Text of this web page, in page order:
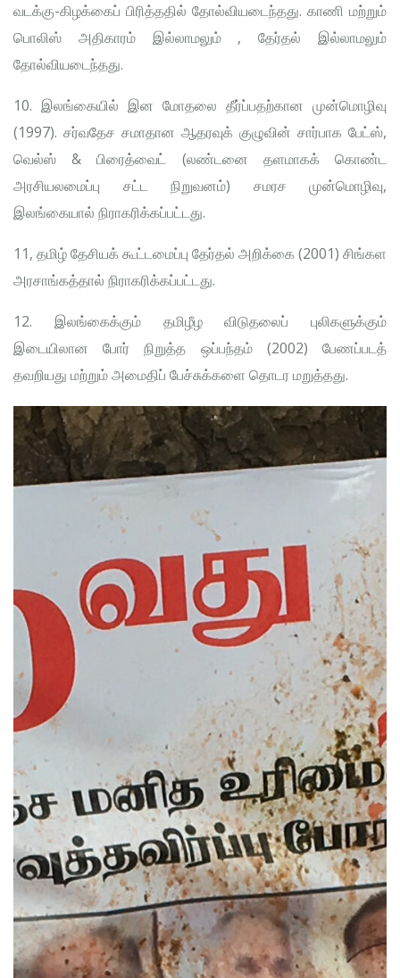
வடக்கு-கிழக்கைப் பிரித்ததில் தோல்வியடைந்தது. காணி மற்றும்
பொலிஸ் அதிகாரம் இல்லாமலும் , தேர்தல் இல்லாமலும்
தோல்வியடைந்தது.
10. இலங்கையில் இன மோதலை தீர்ப்பதற்கான முன்மொழிவு
(1997). சர்வதேச சமாதான ஆதரவுக் குழுவின் சார்பாக பேட்ஸ்,
வெல்ஸ் & பிரைத்வைட் (லண்டனை தளமாகக் கொண்ட
அரசியலமைப்பு சட்ட நிறுவனம்) சமரச முன்மொழிவு,
இலங்கையால் நிராகரிக்கப்பட்டது.
11, தமிழ் தேசியக் கூட்டமைப்பு தேர்தல் அறிக்கை (2001) சிங்கள
அரசாங்கத்தால் நிராகரிக்கப்பட்டது.
12. இலங்கைக்கும் தமிழீழ விடுதலைப் புலிகளுக்கும்
இடையிலான போர் நிறுத்த ஒப்பந்தம் (2002) பேணப்படத்
தவறியது மற்றும் அமைதிப் பேச்சுக்களை தொடர மறுத்தது.